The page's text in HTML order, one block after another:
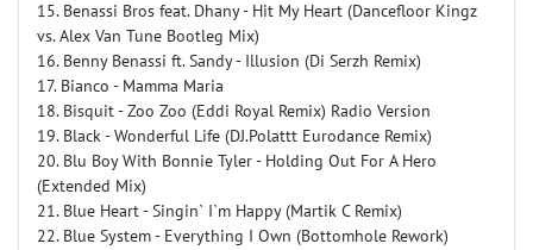
15. Benassi Bros feat. Dhany - Hit My Heart (Dancefloor Kingz
vs. Alex Van Tune Bootleg Mix)
16. Benny Benassi ft. Sandy - Illusion (Di Serzh Remix)
17. Bianco - Mamma Maria
18. Bisquit - Zoo Zoo (Eddi Royal Remix) Radio Version
19. Black - Wonderful Life (DJ.Polattt Eurodance Remix)
20. Blu Boy With Bonnie Tyler - Holding Out For A Hero
(Extended Mix)
21. Blue Heart - Singin` I`m Happy (Martik C Remix)
22. Blue System - Everything I Own (Bottomhole Rework)